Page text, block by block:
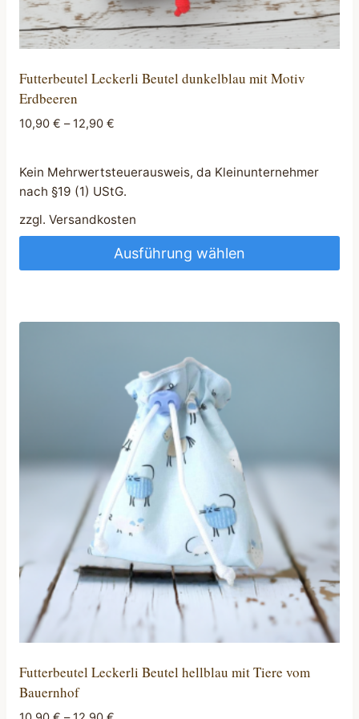
Futterbeutel Leckerli Beutel dunkelblau mit Motiv
Erdbeeren
10,90 € –12,90 €
Kein Mehrwertsteuerausweis, da Kleinunternehmer
nach §19 (1) UStG.
zzgl. Versandkosten
Ausführung wählen
weist
auf
Produktseite
gewählt
werden
Futterbeutel Leckerli Beutel hellblau mit Tiere vom
Bauernhof